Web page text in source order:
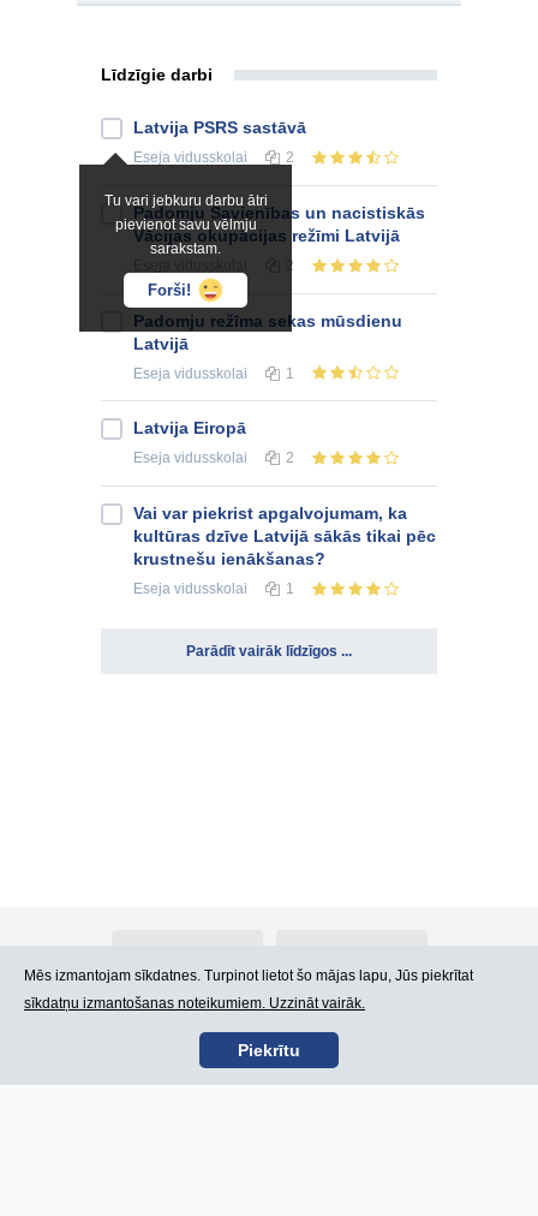
Līdzīgie darbi
Tu vari jebkuru darbu ātri
pievienot savu vēlmju
sarakstam.
Forši!
Latvija PSRS sastāvā
Eseja vidusskolai 2
Padomju Savienības un nacistiskās
Vācijas okupācijas režīmi Latvijā
2
Padomju režīma sekas mūsdienu
Latvijā
Eseja vidusskolai 1
Latvija Eiropā
Eseja vidusskolai 2
Vai var piekrist apgalvojumam, ka
kultūras dzīve Latvijā sākās tikai pēc
krustnešu ienākšanas?
Eseja vidusskolai 1
Parādīt vairāk līdzīgos ...
Kontakti Lietošanas noteikumi
Mēs izmantojam sīkdatnes. Turpinot lietot šo mājas lapu, Jūs piekrītat
sīkdatņu izmantošanas noteikumiem. Uzzināt vairāk.
Piekrītu